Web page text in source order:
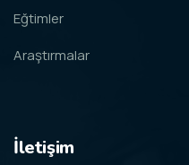
Eğtimler
Araştırmalar
İletişim